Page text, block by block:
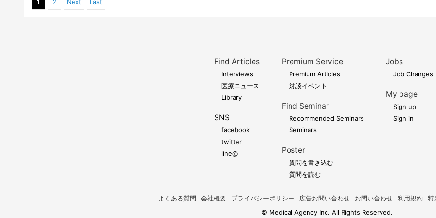
1 2 Next Last
Find Articles
Interviews
医療ニュース
Library
SNS
facebook
twitter
line@
Premium Service
Premium Articles
対談イベント
Find Seminar
Recommended Seminars
Seminars
Poster
質問を書き込む
質問を読む
Jobs
Job Changes
My page
Sign up
Sign in
よくある質問 会社概要 プライバシーポリシー 広告お問い合わせ お問い合わせ 利用規約
特
© Medical Agency Inc. All Rights Reserved.